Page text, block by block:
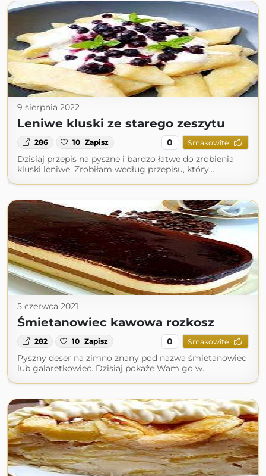
9 sierpnia 2022
Leniwe kluski ze starego zeszytu
286 10 Zapisz 0 Smakowite
Dzisiaj przepis na pyszne i bardzo łatwe do zrobienia
kluski leniwe. Zrobiłam według przepisu, który…
5 czerwca 2021
Śmietanowiec kawowa rozkosz
282 10 Zapisz 0 Smakowite
Pyszny deser na zimno znany pod nazwa śmietanowiec
lub galaretkowiec. Dzisiaj pokaże Wam go w…